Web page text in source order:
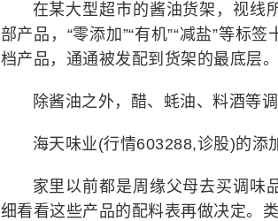
在某大型超市的酱油货架，视线
部产品，“零添加”“有机”“减盐”等标
档产品，通通被发配到货架的最底层。
除酱油之外，醋、蚝油、料酒等
海天味业(行情603288,诊股)的添
家里以前都是周缘父母去买调味
细看看这些产品的配料表再做决定。